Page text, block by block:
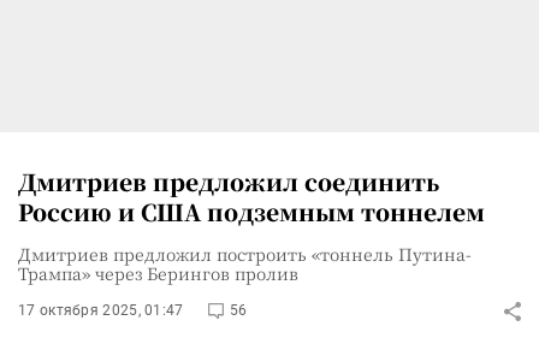
Дмитриев предложил соединить
Россию и США подземным тоннелем
Дмитриев предложил построить «тоннель Путина-
Трампа» через Берингов пролив
17 октября 2025, 01:47 56